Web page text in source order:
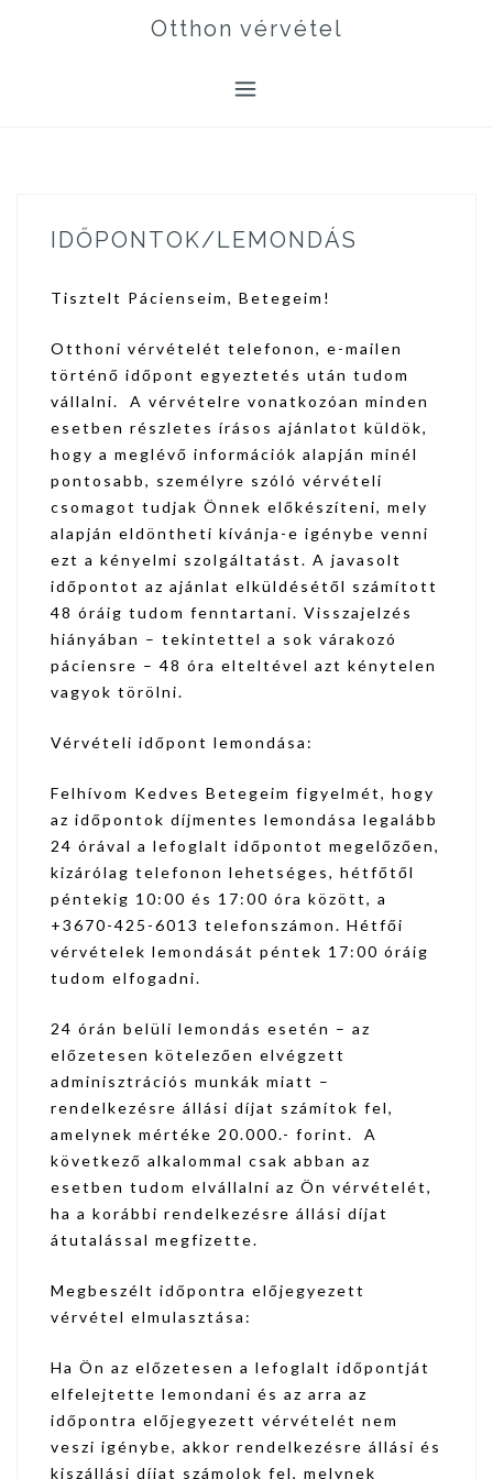
Otthon vérvétel
IDŐPONTOK/LEMONDÁS
Tisztelt Pácienseim, Betegeim!
Otthoni vérvételét telefonon, e-mailen
történő időpont egyeztetés után tudom
vállalni. A vérvételre vonatkozóan minden
esetben részletes írásos ajánlatot küldök,
hogy a meglévő információk alapján minél
pontosabb, személyre szóló vérvételi
csomagot tudjak Önnek előkészíteni, mely
alapján eldöntheti kívánja-e igénybe venni
ezt a kényelmi szolgáltatást. A javasolt
időpontot az ajánlat elküldésétől számított
48 óráig tudom fenntartani. Visszajelzés
hiányában – tekintettel a sok várakozó
páciensre – 48 óra elteltével azt kénytelen
vagyok törölni.
Vérvételi időpont lemondása:
Felhívom Kedves Betegeim figyelmét, hogy
az időpontok díjmentes lemondása legalább
24 órával a lefoglalt időpontot megelőzően,
kizárólag telefonon lehetséges, hétfőtől
péntekig 10:00 és 17:00 óra között, a
+3670-425-6013 telefonszámon. Hétfői
vérvételek lemondását péntek 17:00 óráig
tudom elfogadni.
24 órán belüli lemondás esetén – az
előzetesen kötelezően elvégzett
adminisztrációs munkák miatt –
rendelkezésre állási díjat számítok fel,
amelynek mértéke 20.000.- forint. A
következő alkalommal csak abban az
esetben tudom elvállalni az Ön vérvételét,
ha a korábbi rendelkezésre állási díjat
átutalással megfizette.
Megbeszélt időpontra előjegyezett
vérvétel elmulasztása:
Ha Ön az előzetesen a lefoglalt időpontját
elfelejtette lemondani és az arra az
időpontra előjegyezett vérvételét nem
veszi igénybe, akkor rendelkezésre állási és
kiszállási díjat számolok fel, melynek